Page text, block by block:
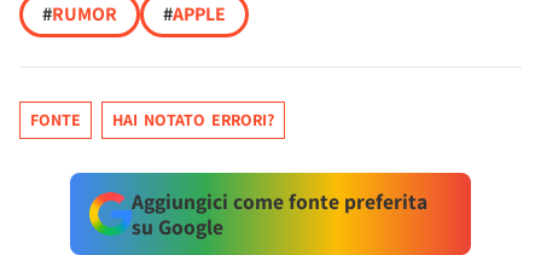
#RUMOR #APPLE
FONTE HAI NOTATO ERRORI?
Aggiungici come fonte preferita
su Google